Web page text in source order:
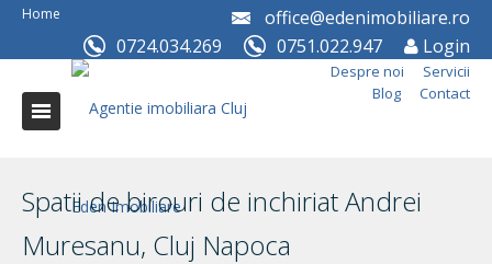
Home
office@edenimobiliare.ro
0724.034.269
0751.022.947 Login
Despre noi
Servicii
Blog
Contact
Spatii de birouri de inchiriat Andrei
Muresanu, Cluj Napoca